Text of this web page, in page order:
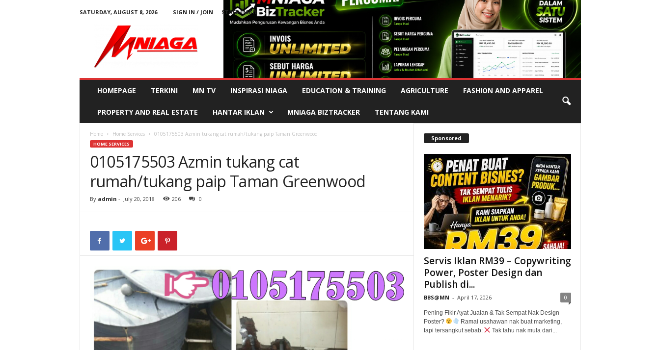
SATURDAY, AUGUST 8, 2026 SIGN IN / JOIN STAFF EMAIL
Advertisement
HOMEPAGE TERKINI MN TV INSPIRASI NIAGA EDUCATION & TRAINING AGRICULTURE FASHION AND APPAREL
PROPERTY AND REAL ESTATE HANTAR IKLAN MNIAGA BIZTRACKER TENTANG KAMI
Home Home Services 0105175503 Azmin tukang cat rumah/tukang paip Taman Greenwood
HOME SERVICES
0105175503 Azmin tukang cat
rumah/tukang paip Taman Greenwood
By admin - July 20, 2018 206 0
Sponsored
Servis Iklan RM39 – Copywriting
Power, Poster Design dan
Publish di...
BBS@MN - April 17, 2026 0
Pening Fikir Ayat Jualan & Tak Sempat Nak Design
Poster?
Ramai usahawan nak buat marketing,
tapi tersangkut sebab:
Tak tahu nak mula dari...